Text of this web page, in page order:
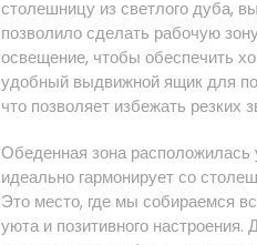
столешницу из светлого дуба,
позволило сделать рабочую
освещение, чтобы обеспечить
удобный выдвижной ящик для
что позволяет избежать резких
Обеденная зона расположилась
идеально гармонирует со
Это место, где мы собираемся
уюта и позитивного